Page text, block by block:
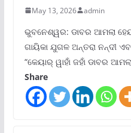
May 13, 2026 admin
ଭୁବନେଶ୍ୱର: ଡାବର ଆମଲା
ଗାୟିକା ଯୁଗଳ ଅନ୍ତରା ନନ୍ଦୀ
“କେୟାର୍ ୱାହାଁ ଜହାଁ ଡାବର
Share